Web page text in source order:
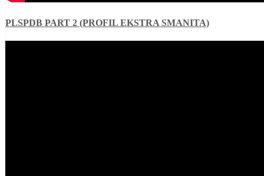
PLSPDB PART 2 (PROFIL EKSTRA SMANITA)